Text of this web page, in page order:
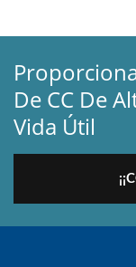
De CC De
Vida Útil